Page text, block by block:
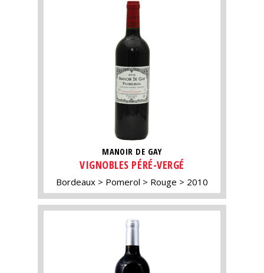
MANOIR DE GAY
VIGNOBLES PÉRÉ-VERGÉ
Bordeaux Pomerol Rouge 2010